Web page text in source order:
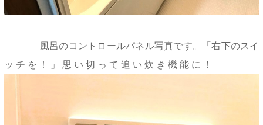
風呂のコントロールパネル写真です。「右下のスイ
ッチを！」思い切って追い炊き機能に！